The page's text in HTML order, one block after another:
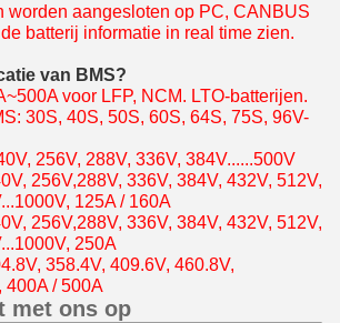
worden aangesloten op PC, CANBUS
batterij informatie in real time zien.
van BMS?
voor LFP, NCM. LTO-batterijen.
30S, 40S, 50S, 60S, 64S, 75S, 96V-
256V, 288V, 336V, 384V......500V
256V,288V, 336V, 384V, 432V, 512V,
1000V, 125A / 160A
256V,288V, 336V, 384V, 432V, 512V,
1000V, 250A
358.4V, 409.6V, 460.8V,
400A / 500A
met ons op